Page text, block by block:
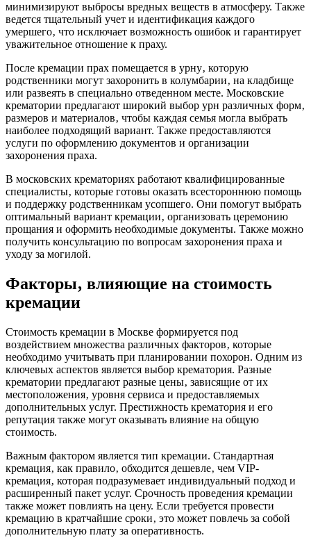
минимизируют выбросы вредных веществ в атмосферу. Также
ведется тщательный учет и идентификация каждого
умершего‚ что исключает возможность ошибок и гарантирует
уважительное отношение к праху.
После кремации прах помещается в урну‚ которую
родственники могут захоронить в колумбарии‚ на кладбище
или развеять в специально отведенном месте. Московские
крематории предлагают широкий выбор урн различных форм‚
размеров и материалов‚ чтобы каждая семья могла выбрать
наиболее подходящий вариант. Также предоставляются
услуги по оформлению документов и организации
захоронения праха.
В московских крематориях работают квалифицированные
специалисты‚ которые готовы оказать всестороннюю помощь
и поддержку родственникам усопшего. Они помогут выбрать
оптимальный вариант кремации‚ организовать церемонию
прощания и оформить необходимые документы. Также можно
получить консультацию по вопросам захоронения праха и
уходу за могилой.
Факторы‚ влияющие на стоимость
кремации
Стоимость кремации в Москве формируется под
воздействием множества различных факторов‚ которые
необходимо учитывать при планировании похорон. Одним из
ключевых аспектов является выбор крематория. Разные
крематории предлагают разные цены‚ зависящие от их
местоположения‚ уровня сервиса и предоставляемых
дополнительных услуг. Престижность крематория и его
репутация также могут оказывать влияние на общую
стоимость.
Важным фактором является тип кремации. Стандартная
кремация‚ как правило‚ обходится дешевле‚ чем VIP-
кремация‚ которая подразумевает индивидуальный подход и
расширенный пакет услуг. Срочность проведения кремации
также может повлиять на цену. Если требуется провести
кремацию в кратчайшие сроки‚ это может повлечь за собой
дополнительную плату за оперативность.